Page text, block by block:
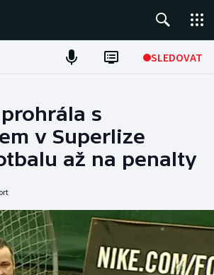
SLEDOVAT
s
v Superlize
až na penalty